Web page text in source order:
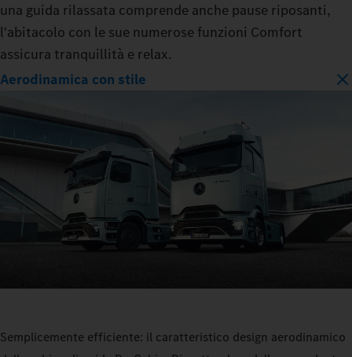
una guida rilassata comprende anche pause riposanti,
l'abitacolo con le sue numerose funzioni Comfort
assicura tranquillità e relax.
Aerodinamica con stile
Semplicemente efficiente: il caratteristico design aerodinamico